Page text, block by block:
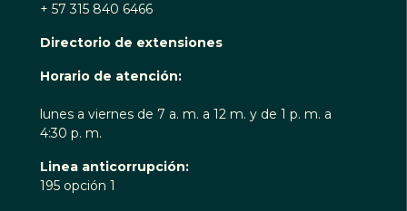
+ 57 315 840 6466
Directorio de extensiones
Horario de atención:
lunes a viernes de 7 a. m. a 12 m. y de 1 p. m. a
4:30 p. m.
Linea anticorrupción:
195 opción 1